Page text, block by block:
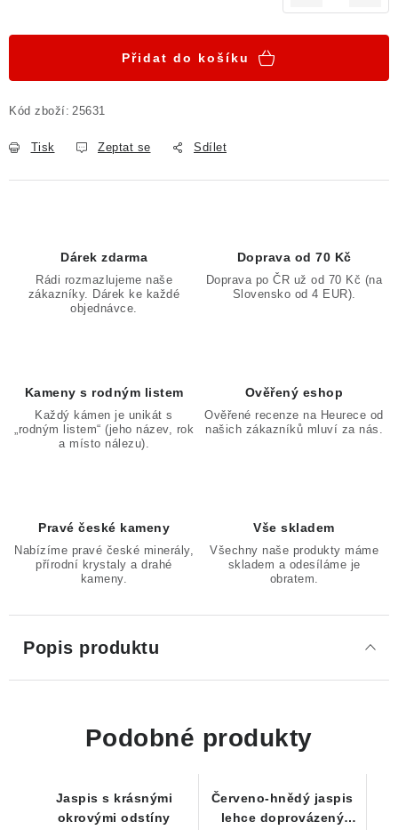
Přidat do košíku
Kód zboží: 25631
Tisk Zeptat se Sdílet
Dárek zdarma
Rádi rozmazlujeme naše
zákazníky. Dárek ke každé
objednávce.
Doprava od 70 Kč
Doprava po ČR už od 70 Kč (na
Slovensko od 4 EUR).
Kameny s rodným listem
Každý kámen je unikát s
„rodným listem“ (jeho název, rok
a místo nálezu).
Ověřený eshop
Ověřené recenze na Heurece od
našich zákazníků mluví za nás.
Pravé české kameny
Nabízíme pravé české minerály,
přírodní krystaly a drahé
kameny.
Vše skladem
Všechny naše produkty máme
skladem a odesíláme je
obratem.
Popis produktu
Podobné produkty
Jaspis s krásnými
okrovými odstíny
Červeno-hnědý jaspis
lehce doprovázený